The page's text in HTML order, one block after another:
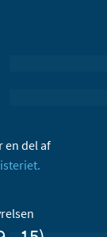
en del af